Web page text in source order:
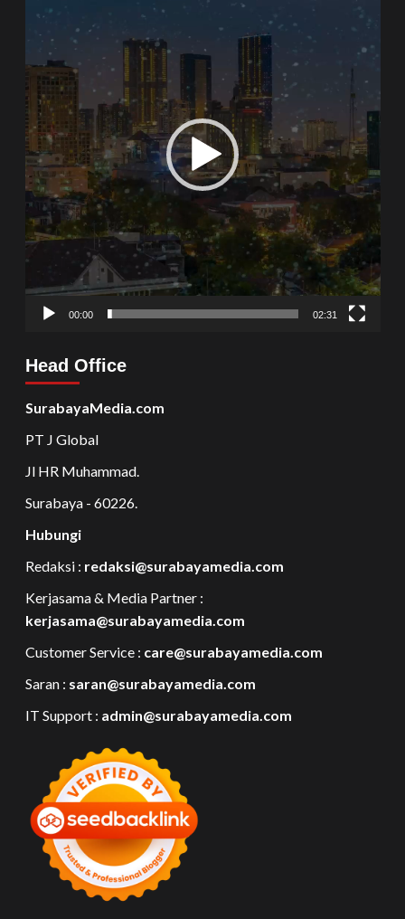
Player
00:00 02:31
Head Office
SurabayaMedia.com
PT J Global
Jl HR Muhammad.
Surabaya - 60226.
Hubungi
Redaksi : redaksi@surabayamedia.com
Kerjasama & Media Partner :
kerjasama@surabayamedia.com
Customer Service : care@surabayamedia.com
Saran : saran@surabayamedia.com
IT Support : admin@surabayamedia.com